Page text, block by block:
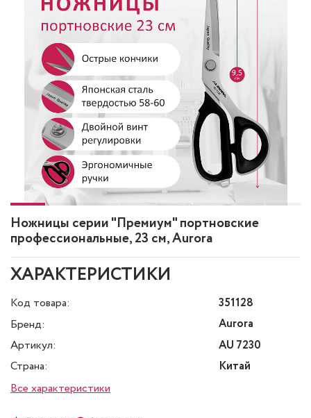
Ножницы серии "Премиум" портновские
профессиональные, 23 см, Aurora
ХАРАКТЕРИСТИКИ
Код товара:
351128
Бренд:
Aurora
Артикул:
AU 7230
Страна:
Китай
Все характеристики